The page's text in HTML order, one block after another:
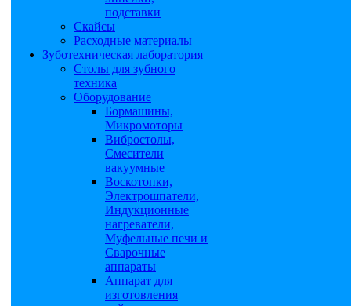
подставки
Скайсы
Расходные материалы
Зуботехническая лаборатория
Столы для зубного
техника
Оборудование
Бормашины,
Микромоторы
Вибростолы,
Смесители
вакуумные
Воскотопки,
Электрошпатели,
Индукционные
нагреватели,
Муфельные печи и
Сварочные
аппараты
Аппарат для
изготовления